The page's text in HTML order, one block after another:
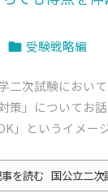
 受験戦略編
二次試験におい
策」についてお
」というイメー
を読む 国公立二次